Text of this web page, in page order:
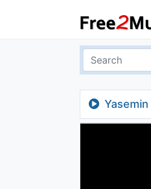
Yasemin